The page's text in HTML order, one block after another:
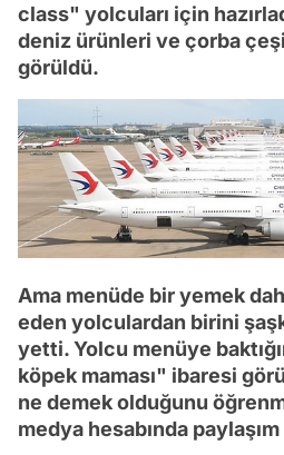
class" yolcuları için
deniz ürünleri ve çorba
görüldü.
Ama menüde bir yemek
eden yolculardan birini
yetti. Yolcu menüye
köpek maması" ibaresi
ne demek olduğunu
medya hesabında paylaşım